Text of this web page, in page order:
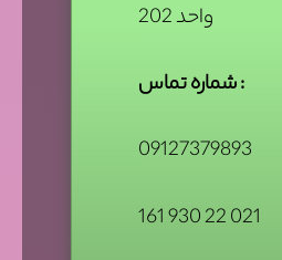
واحد 202
شماره تماس :
09127379893
161 930 22 021